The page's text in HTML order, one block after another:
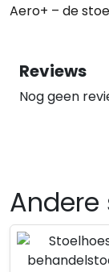
Aero+ – de
Reviews
Nog geen
Product